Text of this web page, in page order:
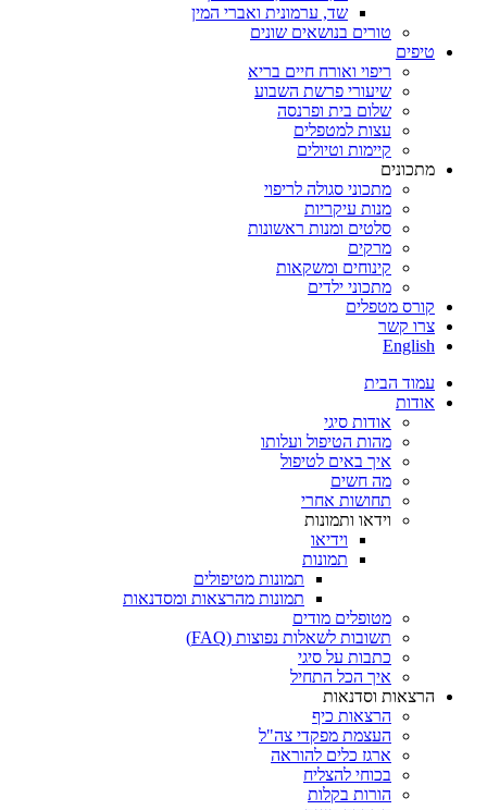
שד, ערמונית ואברי המין
טורים בנושאים שונים
טיפים
ריפוי ואורח חיים בריא
שיעורי פרשת השבוע
שלום בית ופרנסה
עצות למטפלים
קיימות וטיולים
מתכונים
מתכוני סגולה לריפוי
מנות עיקריות
סלטים ומנות ראשונות
מרקים
קינוחים ומשקאות
מתכוני ילדים
קורס מטפלים
צרו קשר
English
עמוד הבית
אודות
אודות סיגי
מהות הטיפול ועלותו
איך באים לטיפול
מה חשים
תחושות אחרי
וידאו ותמונות
וידיאו
תמונות
תמונות מטיפולים
תמונות מהרצאות ומסדנאות
מטופלים מודים
תשובות לשאלות נפוצות (FAQ)
כתבות על סיגי
איך הכל התחיל
הרצאות וסדנאות
הרצאות כיף
העצמת מפקדי צה"ל
ארגז כלים להוראה
בכוחי להצליח
הורות בקלות